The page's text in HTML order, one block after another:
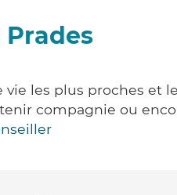
Prades
les plus proches et
compagnie ou